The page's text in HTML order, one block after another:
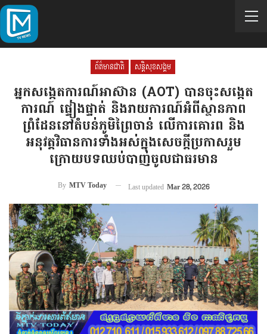
ព័ត៌មានជាតិ សន្តិសុខសង្គម
អ្នកសង្កេតការណ៍អាស៊ាន (AOT) បានចុះសង្កេត
ការណ៍ ផ្ទៀងផ្ទាត់ និងរាយការណ៍អំពីស្ថានភាព
ព្រំដែននៅតំបន់ភូមិព្រៃចាន់ លើការគោរព និង
អនុវត្តវិធានការទាំងអស់ក្នុងសេចក្តីប្រកាសរួម
ក្រោយបទឈប់បាញ់ចូលជាធរមាន
By MTV Today Last updated Mar 28, 2026